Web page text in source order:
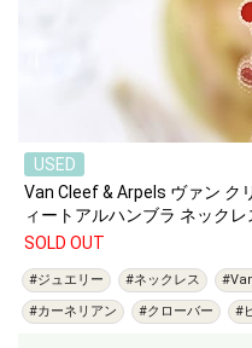
USED
Van Cleef & Arpels ヴァン ク
ィートアルハンブラ ネック
VCARN59M00
SOLD OUT
#ジュエリー #ネックレス
#カーネリアン
#クローバー #